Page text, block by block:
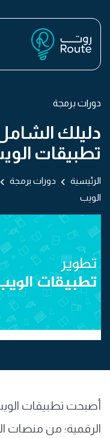
دورات برمجة
دليلك
تطبيقات
الرئيسية دورات برمجة
الويب
أصبحت تطبيقات
الرقمية؛ من منصات